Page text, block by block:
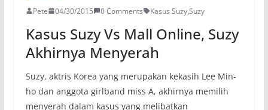
Pete 04/30/2015 0 Comments Kasus Suzy,Suzy
Kasus Suzy Vs Mall Online, Suzy
Akhirnya Menyerah
Suzy, aktris Korea yang merupakan kekasih Lee Min-
ho dan anggota girlband miss A, akhirnya memilih
menyerah dalam kasus yang melibatkan